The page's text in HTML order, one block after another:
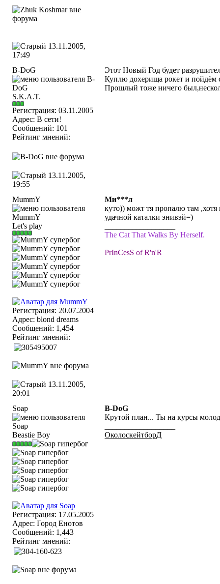
13.11.2005,
17:49
B-DoG
S.K.A.T.
Регистрация: 03.11.2005
Адрес: В сети!
Сообщений: 101
Рейтинг мнений:
Этот Новый Год будет
Куплю дохерища рокет и пойдём
Прошлый тоже ничего
13.11.2005,
19:55
MummY
Let's play
Регистрация: 20.07.2004
Адрес: blond dreams
Сообщений: 1,454
Рейтинг мнений:
Ми***л
куто)) можт тя пропалю там ,хотя
удачной каталки энивэй=)
The Cat That Walks By Herself.
PrInCesS of R'n'R
13.11.2005,
20:01
Soap
Beastie Boy
Регистрация: 17.05.2005
Адрес: Город Енотов
Сообщений: 1,443
Рейтинг мнений:
B-DoG
Крутой план... Ты на курсы
ОколоскейтборД